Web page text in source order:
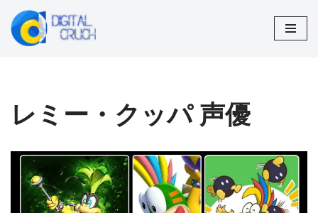
コ
ツ
へ
キ
ッ
レミー・クッパ 声優